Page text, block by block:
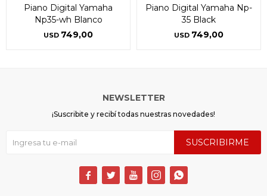
Piano Digital Yamaha
Np35-wh Blanco
USD 749,00
Piano Digital Yamaha Np-
35 Black
USD 749,00
NEWSLETTER
¡Suscribite y recibí todas nuestras novedades!
SUSCRIBIRME
    